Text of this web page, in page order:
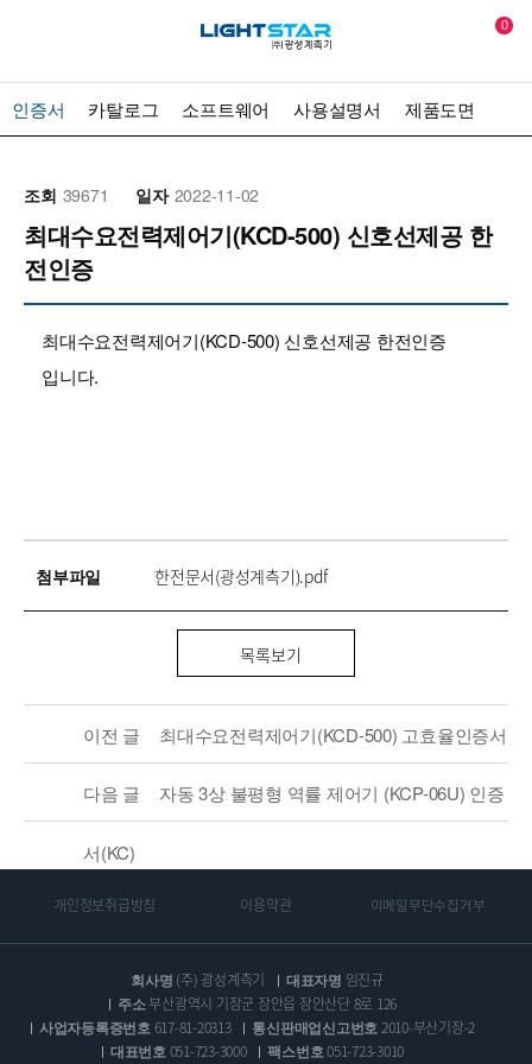
0
인증서 카탈로그 소프트웨어 사용설명서 제품도면
조회 39671 일자 2022-11-02
최대수요전력제어기(KCD-500) 신호선제공 한
전인증
최대수요전력제어기(KCD-500) 신호선제공 한전인증
입니다.
첨부파일 한전문서(광성계측기).pdf
목록보기
이전 글 최대수요전력제어기(KCD-500) 고효율인증서
다음 글 자동 3상 불평형 역률 제어기 (KCP-06U) 인증
서(KC)
개인정보취급방침 이용약관 이메일무단수집거부
회사명 (주) 광성계측기 대표자명 임진규
주소부산광역시 기장군 장안읍 장안산단 8로 126
사업자등록증번호 617-81-20313 통신판매업신고번호 2010-부산기장-2
대표번호 051-723-3000 팩스번호051-723-3010